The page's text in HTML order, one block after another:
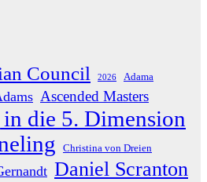
Council 2026 Adama
Ascended Masters
die 5. Dimension
Christina von Dreien
Daniel Scranton